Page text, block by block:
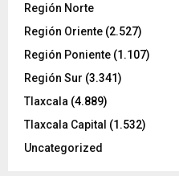
Región Norte
Región Oriente (2.527)
Región Poniente (1.107)
Región Sur (3.341)
Tlaxcala (4.889)
Tlaxcala Capital (1.532)
Uncategorized